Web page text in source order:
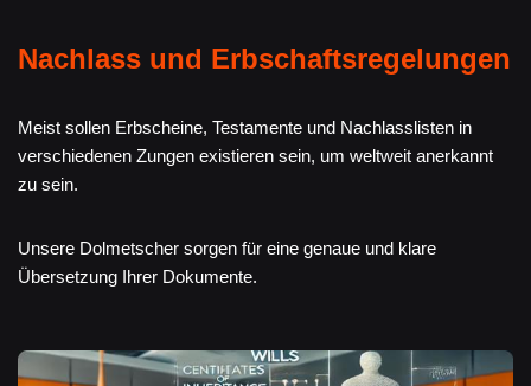
Nachlass und Erbschaftsregelungen
Meist sollen Erbscheine, Testamente und Nachlasslisten in
verschiedenen Zungen existieren sein, um weltweit anerkannt
zu sein.
Unsere Dolmetscher sorgen für eine genaue und klare
Übersetzung Ihrer Dokumente.